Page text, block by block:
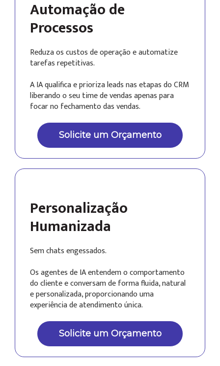
Automação de
Processos
Reduza os custos de operação e automatize
tarefas repetitivas.
A IA qualifica e prioriza leads nas etapas do CRM
liberando o seu time de vendas apenas para
focar no fechamento das vendas.
Solicite um Orçamento
Personalização
Humanizada
Sem chats engessados.
Os agentes de IA entendem o comportamento
do cliente e conversam de forma fluida, natural
e personalizada, proporcionando uma
experiência de atendimento única.
Solicite um Orçamento